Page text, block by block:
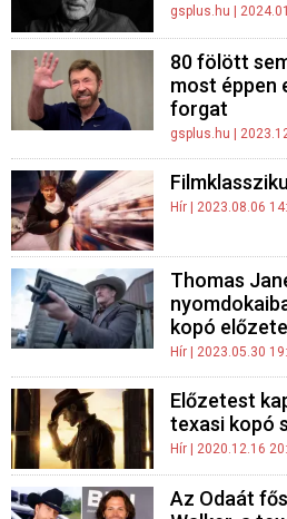
gsplus.hu |
80 fölött
most éppen
forgat
gsplus.hu |
Hír | 2023.08.06
Thomas
kopó
Hír | 2023.05.30
Előzetest
texasi kopó
Hír | 2020.12.16
Az Odaát